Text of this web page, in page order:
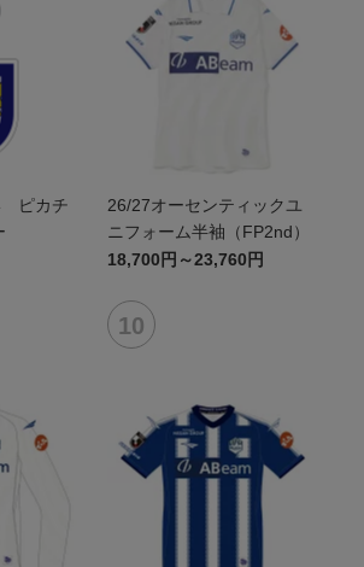
ピカチ
26/27オーセンティックユ
ニフォーム半袖（FP2nd）
18,700円～23,760円